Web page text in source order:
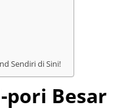
Sendiri di Sini!
pori Besar